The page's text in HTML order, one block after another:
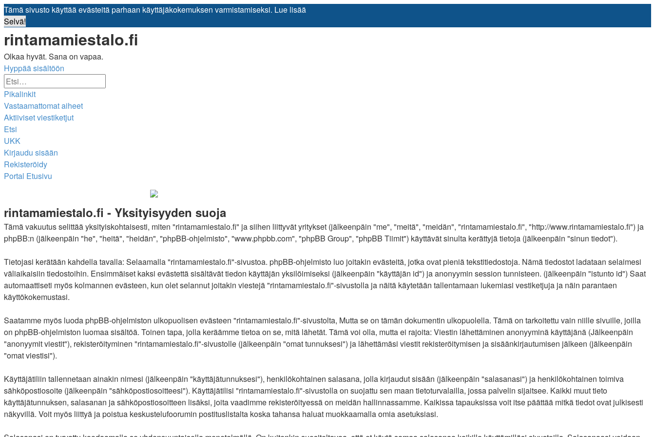
Tämä sivusto käyttää evästeitä parhaan käyttäjäkokemuksen varmistamiseksi. Lue lisää
Selvä!
rintamamiestalo.fi
Olkaa hyvät. Sana on vapaa.
Hyppää sisältöön
Pikalinkit
Vastaamattomat aiheet
Aktiiviset viestiketjut
Etsi
UKK
Kirjaudu sisään
Rekisteröidy
Portal Etusivu
rintamamiestalo.fi - Yksityisyyden suoja
Tämä vakuutus selittää yksityiskohtaisesti, miten "rintamamiestalo.fi" ja siihen liittyvät yritykset (jälkeenpäin "me", "meitä", "meidän", "rintamamiestalo.fi", "http://www.rintamamiestalo.fi") ja
phpBB:n (jälkeenpäin "he", "heitä", "heidän", "phpBB-ohjelmisto", "www.phpbb.com", "phpBB Group", "phpBB Tiimit") käyttävät sinulta kerättyjä tietoja (jälkeenpäin "sinun tiedot").
Tietojasi kerätään kahdella tavalla: Selaamalla "rintamamiestalo.fi"-sivustoa. phpBB-ohjelmisto luo joitakin evästeitä, jotka ovat pieniä tekstitiedostoja. Nämä tiedostot ladataan selaimesi
väliaikaisiin tiedostoihin. Ensimmäiset kaksi evästettä sisältävät tiedon käyttäjän yksilöimiseksi (jälkeenpäin "käyttäjän id") ja anonyymin session tunnisteen. (jälkeenpäin "istunto id") Saat
automaattiseti myös kolmannen evästeen, kun olet selannut joitakin viestejä "rintamamiestalo.fi"-sivustolla ja näitä käytetään tallentamaan lukemiasi vestiketjuja ja näin parantaen
käyttökokemustasi.
Saatamme myös luoda phpBB-ohjelmiston ulkopuolisen evästeen "rintamamiestalo.fi"-sivustolta, Mutta se on tämän dokumentin ulkopuolella. Tämä on tarkoitettu vain niille sivuille, joilla
on phpBB-ohjelmiston luomaa sisältöä. Toinen tapa, jolla keräämme tietoa on se, mitä lähetät. Tämä voi olla, mutta ei rajoita: Viestin lähettäminen anonyyminä käyttäjänä (Jälkeenpäin
"anonyymit viestit"), rekisteröityminen "rintamamiestalo.fi"-sivustolle (jälkeenpäin "omat tunnuksesi") ja lähettämäsi viestit rekisteröitymisen ja sisäänkirjautumisen jälkeen (jälkeenpäin
"omat viestisi").
Käyttäjätiliin tallennetaan ainakin nimesi (jälkeenpäin "käyttäjätunnuksesi"), henkilökohtainen salasana, jolla kirjaudut sisään (jälkeenpäin "salasanasi") ja henkilökohtainen toimiva
sähköpostiosoite (jälkeenpäin "sähköpostiosoitteesi"). Käyttäjätilisi "rintamamiestalo.fi"-sivustolla on suojattu sen maan tietoturvalailla, jossa palvelin sijaitsee. Kaikki muut tieto
käyttäjätunnuksen, salasanan ja sähköpostiosoitteen lisäksi, joita vaadimme rekisteröityessä on meidän hallinnassamme. Kaikissa tapauksissa voit itse päättää mitkä tiedot ovat julkisesti
näkyvillä. Voit myös liittyä ja poistua keskustelufoorumin postituslistalta koska tahansa haluat muokkaamalla omia asetuksiasi.